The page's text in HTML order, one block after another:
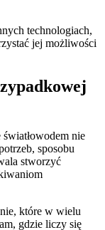
technologiach,
jej możliwości
nie
sposobu
stworzyć
które w wielu
gdzie liczy się